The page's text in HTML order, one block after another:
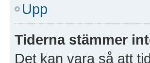
Upp
Tiderna stämmer
Det kan vara så att